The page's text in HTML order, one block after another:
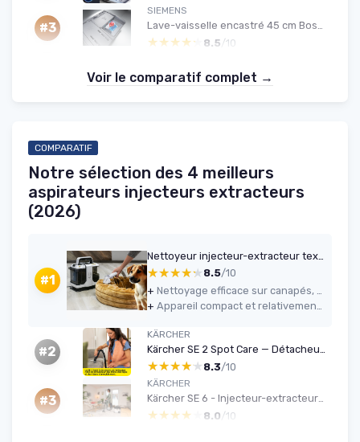
#3
SIEMENS
Lave-vaisselle encastré 45 cm Bosch iQ300
★★★★★
★★★★★ 8.5 /10
Voir le comparatif complet →
COMPARATIF
Notre sélection des 4 meilleurs
aspirateurs injecteurs extracteurs
(2026)
#1 ★★★★★
★★★★★ 8.5/10
+
+
#2
KÄRCHER
Kärcher SE 2 Spot Care — Détacheur 450 W, 1,5 L
★★★★★
★★★★★ 8.3/10
#3
KÄRCHER
Kärcher SE 6 - Injecteur-extracteur 4 L, Flexible 2-en-1, Accessoires inclus
★★★★★
★★★★★ 8.0 /10